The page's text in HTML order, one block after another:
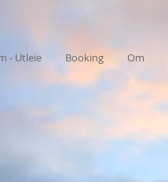
- Utleie Booking Om